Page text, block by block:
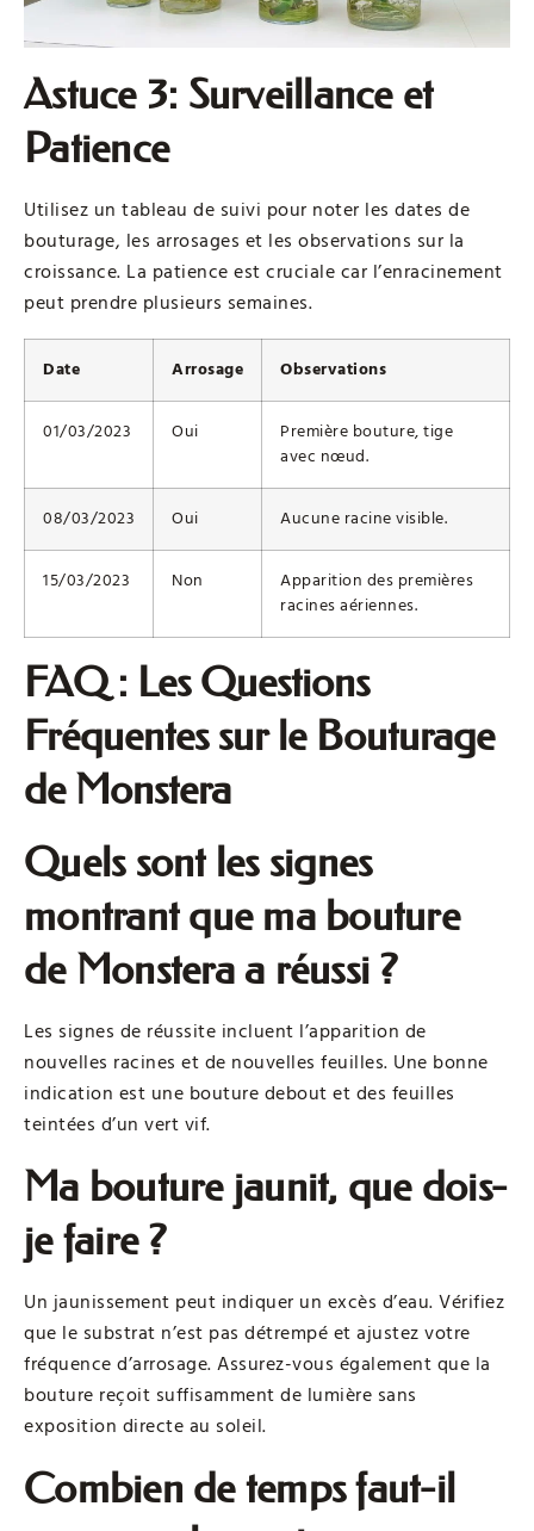
Astuce 3: Surveillance et
Patience
Utilisez un tableau de suivi pour noter les dates de
bouturage, les arrosages et les observations sur la
croissance. La patience est cruciale car l’enracinement
peut prendre plusieurs semaines.
Date Arrosage Observations
01/03/2023 Oui
Première bouture, tige
avec nœud.
08/03/2023 Oui Aucune racine visible.
15/03/2023 Non
Apparition des premières
racines aériennes.
FAQ : Les Questions
Fréquentes sur le Bouturage
de Monstera
Quels sont les signes
montrant que ma bouture
de Monstera a réussi ?
Les signes de réussite incluent l’apparition de
nouvelles racines et de nouvelles feuilles. Une bonne
indication est une bouture debout et des feuilles
teintées d’un vert vif.
Ma bouture jaunit, que dois-
je faire ?
Un jaunissement peut indiquer un excès d’eau. Vérifiez
que le substrat n’est pas détrempé et ajustez votre
fréquence d’arrosage. Assurez-vous également que la
bouture reçoit suffisamment de lumière sans
exposition directe au soleil.
Combien de temps faut-il